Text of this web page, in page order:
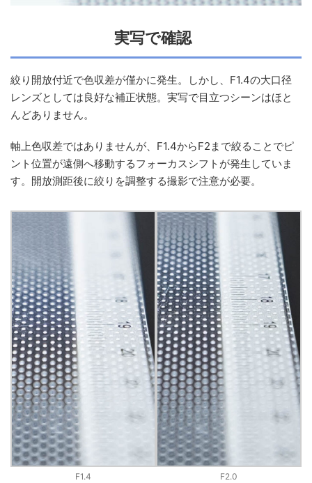
実写で確認
絞り開放付近で色収差が僅かに発生。しかし、F1.4の大口径
レンズとしては良好な補正状態。実写で目立つシーンはほと
んどありません。
軸上色収差ではありませんが、F1.4からF2まで絞ることでピ
ント位置が遠側へ移動するフォーカスシフトが発生していま
す。開放測距後に絞りを調整する撮影で注意が必要。
F1.4 F2.0